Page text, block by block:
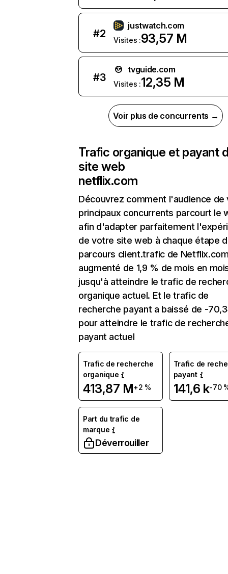
#2
justwatch.com
Visites :93,57 M
#3
tvguide.com
Visites :12,35 M
Voir plus de concurrents →
Trafic organique et payant
site web
netflix.com
Découvrez comment l'audience de
principaux concurrents parcourt le
afin d'adapter parfaitement
de votre site web à chaque étape
parcours client.trafic de
augmenté de 1,9 % de mois en
jusqu'à atteindre le trafic de
organique actuel. Et le trafic de
recherche payant a baissé de -
pour atteindre le trafic de
payant actuel
Trafic de recherche
organique
413,87 M+2 %
Trafic de
payant
141,6 k-70
Part du trafic de
marque
Déverrouiller